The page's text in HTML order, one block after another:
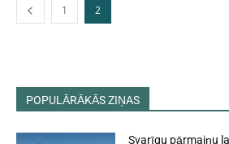
1 2
POPULĀRĀKĀS ZIŅAS
Svarīgu pārmaiņu